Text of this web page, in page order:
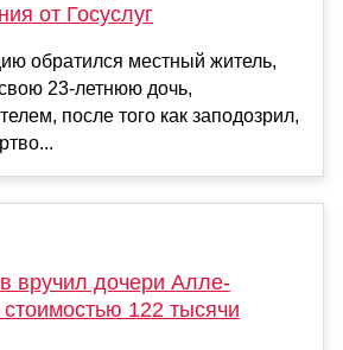
от Госуслуг
обратился местный житель,
23-летнюю дочь,
после того как заподозрил,
вручил дочери Алле-
122 тысячи